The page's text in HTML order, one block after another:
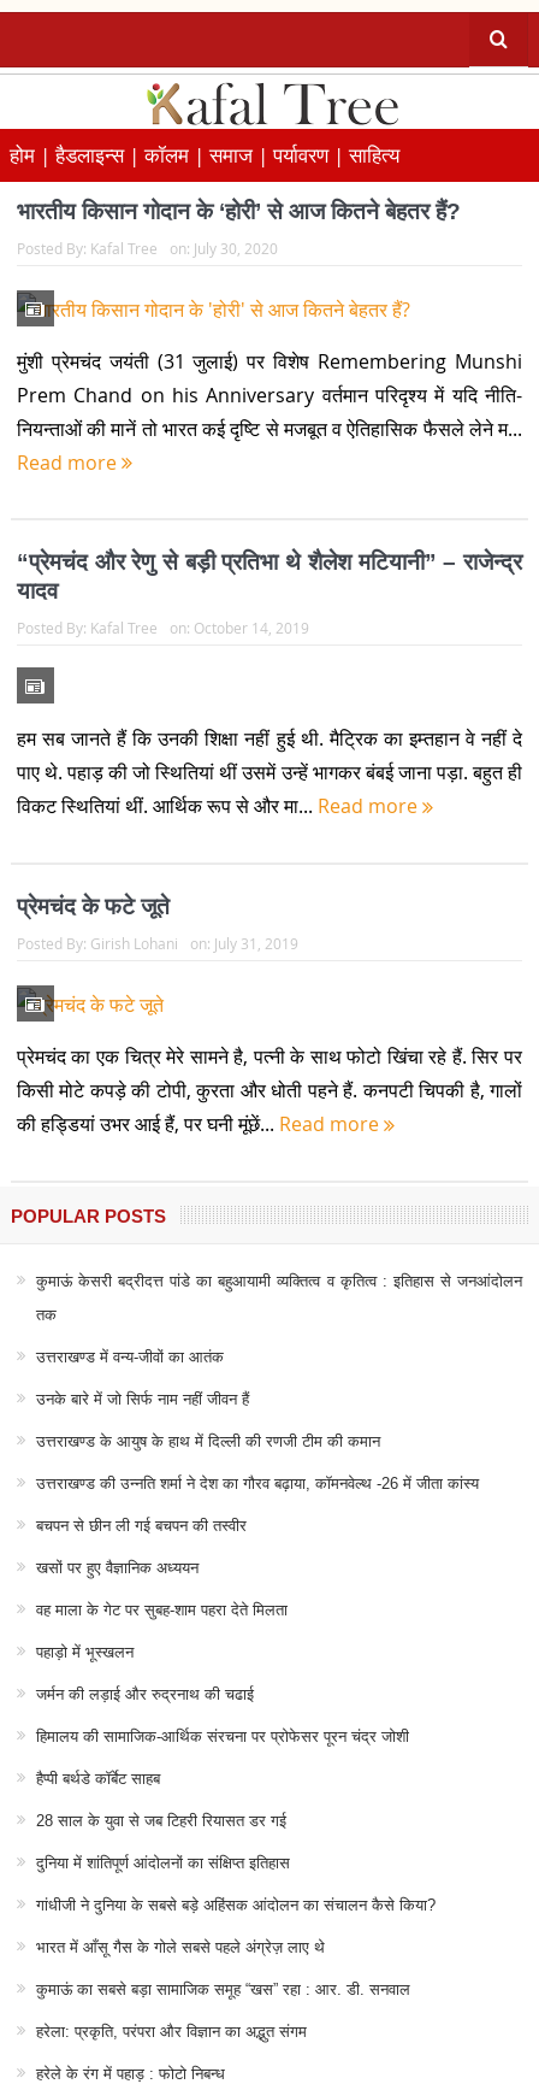
होम |हैडलाइन्स |कॉलम |समाज |पर्यावरण |साहित्य
भारतीय किसान गोदान के ‘होरी’ से आज कितने बेहतर हैं?
Posted By: Kafal Tree on: July 30, 2020
मुंशी प्रेमचंद जयंती (31 जुलाई) पर विशेष Remembering Munshi
Prem Chand on his Anniversary वर्तमान परिदृश्य में यदि नीति-
नियन्ताओं की मानें तो भारत कई दृष्टि से मजबूत व ऐतिहासिक फैसले लेने म...
Read more
“प्रेमचंद और रेणु से बड़ी प्रतिभा थे शैलेश मटियानी” – राजेन्द्र
यादव
Posted By: Kafal Tree on: October 14, 2019
हम सब जानते हैं कि उनकी शिक्षा नहीं हुई थी. मैट्रिक का इम्तहान वे नहीं दे
पाए थे. पहाड़ की जो स्थितियां थीं उसमें उन्हें भागकर बंबई जाना पड़ा. बहुत ही
विकट स्थितियां थीं. आर्थिक रूप से और मा... Read more
प्रेमचंद के फटे जूते
Posted By: Girish Lohani on: July 31, 2019
प्रेमचंद का एक चित्र मेरे सामने है, पत्नी के साथ फोटो खिंचा रहे हैं. सिर पर
किसी मोटे कपड़े की टोपी, कुरता और धोती पहने हैं. कनपटी चिपकी है, गालों
की हड्डियां उभर आई हैं, पर घनी मूंछें... Read more
POPULAR POSTS
कुमाऊं केसरी बद्रीदत्त पांडे का बहुआयामी व्यक्तित्व व कृतित्व : इतिहास से जनआंदोलन
तक
उत्तराखण्ड में वन्य-जीवों का आतंक
उनके बारे में जो सिर्फ नाम नहीं जीवन हैं
उत्तराखण्ड के आयुष के हाथ में दिल्ली की रणजी टीम की कमान
उत्तराखण्ड की उन्नति शर्मा ने देश का गौरव बढ़ाया, कॉमनवेल्थ -26 में जीता कांस्य
बचपन से छीन ली गई बचपन की तस्वीर
खसों पर हुए वैज्ञानिक अध्ययन
वह माला के गेट पर सुबह-शाम पहरा देते मिलता
पहाड़ो में भूस्खलन
जर्मन की लड़ाई और रुद्रनाथ की चढाई
हिमालय की सामाजिक-आर्थिक संरचना पर प्रोफेसर पूरन चंद्र जोशी
हैप्पी बर्थडे कॉर्बेट साहब
28 साल के युवा से जब टिहरी रियासत डर गई
दुनिया में शांतिपूर्ण आंदोलनों का संक्षिप्त इतिहास
गांधीजी ने दुनिया के सबसे बड़े अहिंसक आंदोलन का संचालन कैसे किया?
भारत में आँसू गैस के गोले सबसे पहले अंग्रेज़ लाए थे
कुमाऊं का सबसे बड़ा सामाजिक समूह “खस” रहा : आर. डी. सनवाल
हरेला: प्रकृति, परंपरा और विज्ञान का अद्भुत संगम
हरेले के रंग में पहाड़ : फोटो निबन्ध